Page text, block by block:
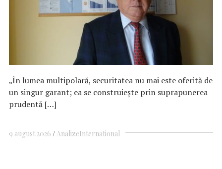
„În lumea multipolară, securitatea nu mai este oferită de
un singur garant; ea se construiește prin suprapunerea
prudentă […]
9 august 2026 AnalizeInternational